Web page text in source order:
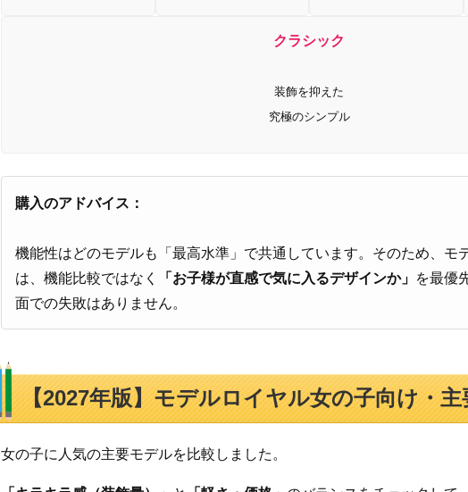
クラシック
装飾を抑えた
究極のシンプル
購入のアドバイス：
機能性はどのモデルも「最高水準」で共通しています。そのため、モ
は、機能比較ではなく
「お子様が直感で気に入るデザインか」 を最優
面での失敗はありません。
【2027年版】モデルロイヤル女の子向け・
女の子に人気の主要モデルを比較しました。